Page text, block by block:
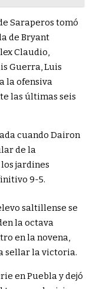
Saraperos tomó
de Bryant
Claudio,
Guerra, Luis
la ofensiva
las últimas seis
cuando Dairon
de la
jardines
9-5.
saltillense se
la octava
en la novena,
sellar la victoria.
en Puebla y dejó